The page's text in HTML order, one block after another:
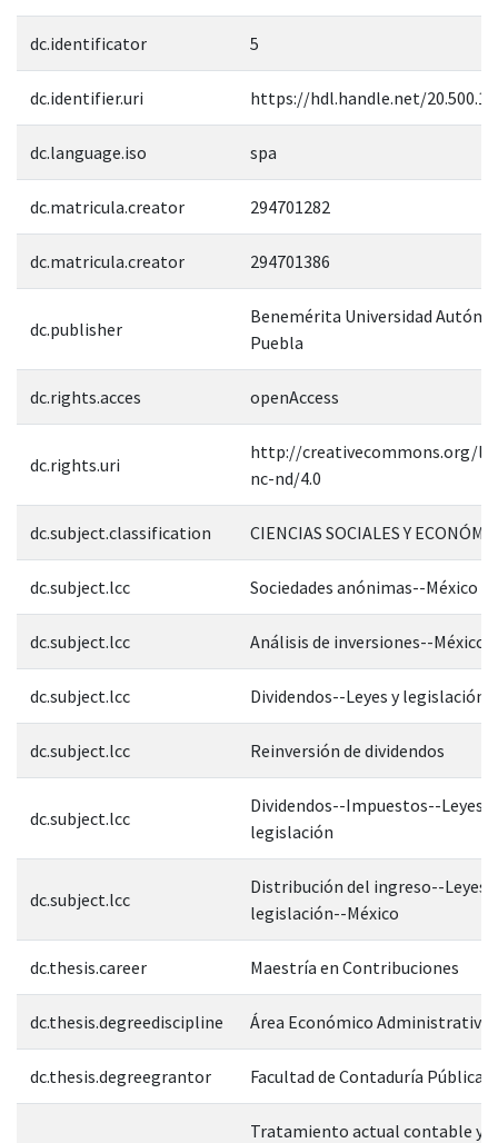
dc.identificator 5
dc.identifier.uri https://hdl.handle.net/
dc.language.iso spa
dc.matricula.creator 294701282
dc.matricula.creator 294701386
dc.publisher
Benemérita Universidad
Puebla
dc.rights.acces openAccess
dc.rights.uri
http://creativecommons.org/
nc-nd/4.0
dc.subject.classification CIENCIAS SOCIALES Y
dc.subject.lcc Sociedades anónimas--México
dc.subject.lcc Análisis de inversiones--México
dc.subject.lcc Dividendos--Leyes y
dc.subject.lcc Reinversión de dividendos
dc.subject.lcc
Dividendos--Impuestos--Leyes y
legislación
dc.subject.lcc
Distribución del ingreso--Leyes y
legislación--México
dc.thesis.career Maestría en Contribuciones
dc.thesis.degreediscipline Área Económico Administrativa
dc.thesis.degreegrantor Facultad de Contaduría Pública
Tratamiento actual contable y